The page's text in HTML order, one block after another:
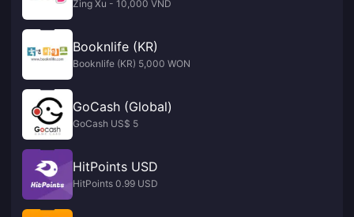
Zing Xu - 10,000 VND
Booknlife (KR)
Booknlife (KR) 5,000 WON
GoCash (Global)
GoCash US$ 5
HitPoints USD
HitPoints 0.99 USD